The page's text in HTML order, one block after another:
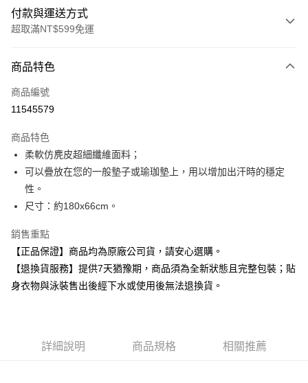
付款與運送方式
超取滿NT$599免運
信用卡一次付款
超商取貨付款
運送方式
全家取貨付款
每筆NT$80，滿NT$599(含以上)免運費
每筆NT$80，滿NT$599(含以上)免運費
7-11取貨付款
每筆NT$80，滿NT$599(含以上)免運費
商品特色
商品編號
11545579
商品特色
柔軟仿麂皮超細纖維面料；
可以疊放在您的一般墊子或瑜珈墊上，用以增加出汗時的穩定
性。
尺寸：約180x66cm。
銷售重點
【正品保證】商品均為原廠公司貨，請安心選購。
【退換貨服務】提供7天猶豫期，商品須為全新狀態且完整包裝；貼
身衣物與泳裝售出後經下水或使用後無法退換貨。
詳細說明 商品規格 相關推薦